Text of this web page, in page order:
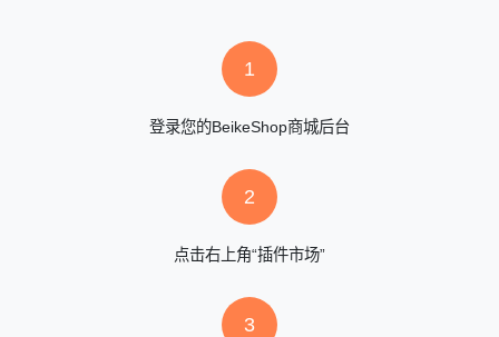
1
登录您的BeikeShop商城后台
2
点击右上角“插件市场”
3